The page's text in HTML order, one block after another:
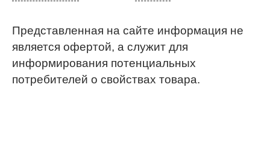
Представленная на сайте информация не
является офертой, а служит для
информирования потенциальных
потребителей о свойствах товара.